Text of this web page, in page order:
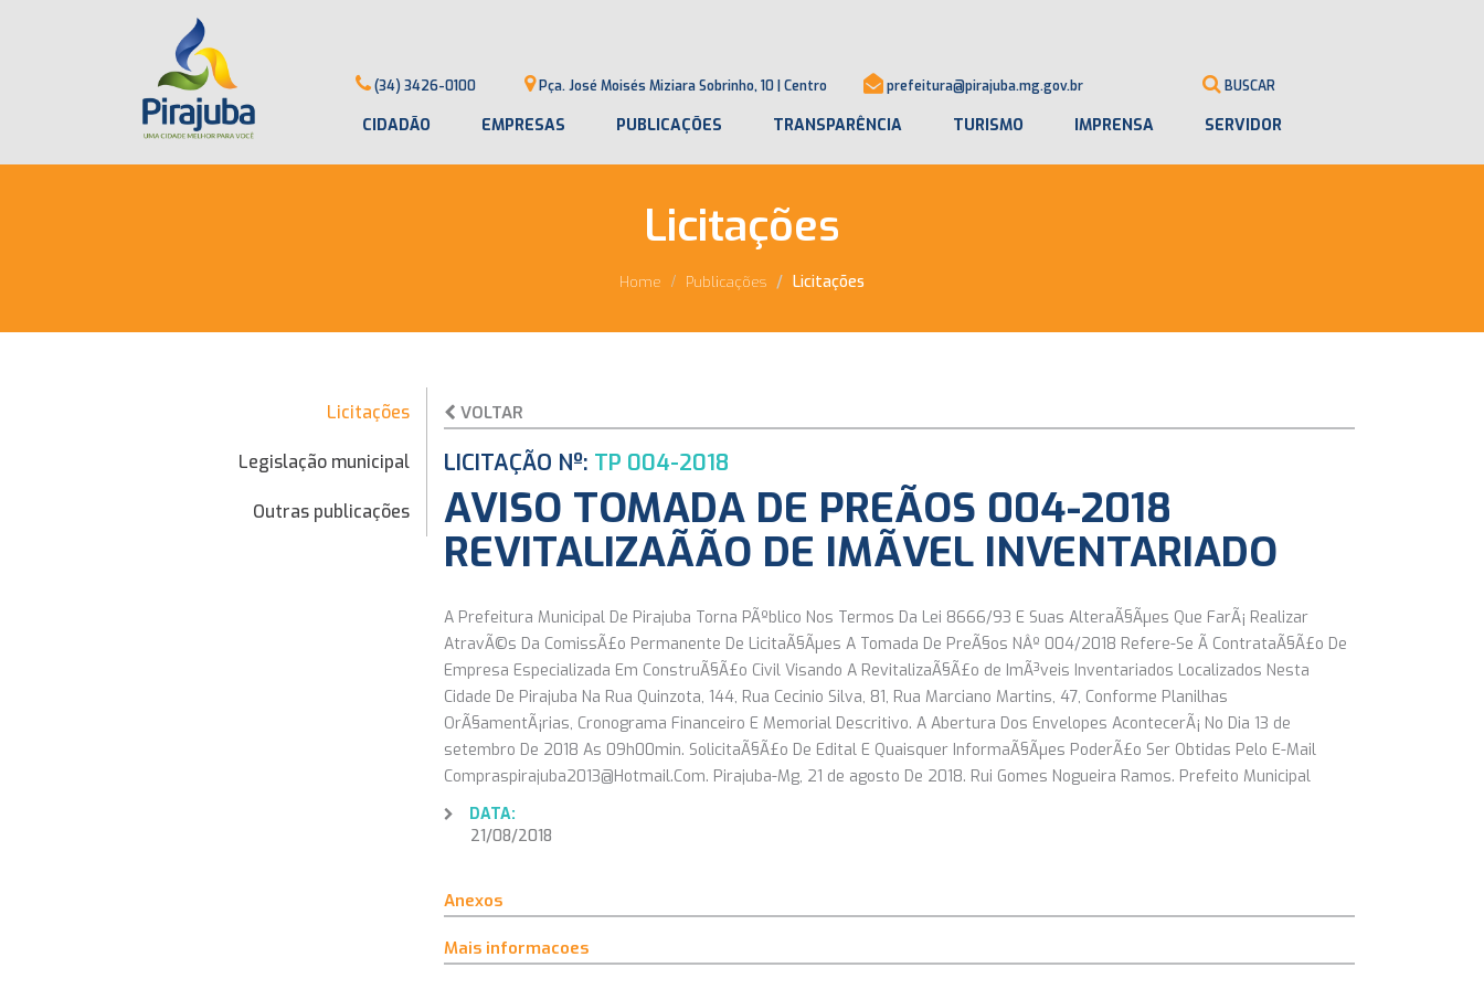
(34) 3426-0100 Pça. José Moisés Miziara Sobrinho, 10 | Centro prefeitura@pirajuba.mg.gov.br BUSCAR
CIDADÃO EMPRESAS PUBLICAÇÕES TRANSPARÊNCIA TURISMO IMPRENSA SERVIDOR
Licitações
Home Publicações Licitações
Licitações
Legislação municipal
Outras publicações
VOLTAR
LICITAÇÃO Nº: TP 004-2018
AVISO TOMADA DE PREÃOS 004-2018
REVITALIZAÃÃO DE IMÃVEL INVENTARIADO
A Prefeitura Municipal De Pirajuba Torna PÃºblico Nos Termos Da Lei 8666/93 E Suas AlteraÃ§Ãµes Que FarÃ¡ Realizar
AtravÃ©s Da ComissÃ£o Permanente De LicitaÃ§Ãµes A Tomada De PreÃ§os NÂº 004/2018 Refere-Se Ã ContrataÃ§Ã£o De
Empresa Especializada Em ConstruÃ§Ã£o Civil Visando A RevitalizaÃ§Ã£o de ImÃ³veis Inventariados Localizados Nesta
Cidade De Pirajuba Na Rua Quinzota, 144, Rua Cecinio Silva, 81, Rua Marciano Martins, 47, Conforme Planilhas
OrÃ§amentÃ¡rias, Cronograma Financeiro E Memorial Descritivo. A Abertura Dos Envelopes AcontecerÃ¡ No Dia 13 de
setembro De 2018 As 09h00min. SolicitaÃ§Ã£o De Edital E Quaisquer InformaÃ§Ãµes PoderÃ£o Ser Obtidas Pelo E-Mail
Compraspirajuba2013@Hotmail.Com. Pirajuba-Mg, 21 de agosto De 2018. Rui Gomes Nogueira Ramos. Prefeito Municipal
DATA:
21/08/2018
Anexos
Mais informacoes